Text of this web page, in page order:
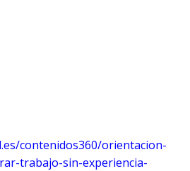
contenidos360/orientacion-
trabajo-sin-experiencia-